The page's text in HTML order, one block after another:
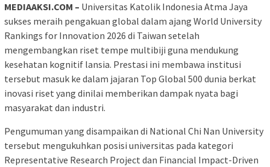
MEDIAAKSI.COM – Universitas Katolik Indonesia Atma Jaya
sukses meraih pengakuan global dalam ajang World University
Rankings for Innovation 2026 di Taiwan setelah
mengembangkan riset tempe multibiji guna mendukung
kesehatan kognitif lansia. Prestasi ini membawa institusi
tersebut masuk ke dalam jajaran Top Global 500 dunia berkat
inovasi riset yang dinilai memberikan dampak nyata bagi
masyarakat dan industri.
Pengumuman yang disampaikan di National Chi Nan University
tersebut mengukuhkan posisi universitas pada kategori
Representative Research Project dan Financial Impact-Driven